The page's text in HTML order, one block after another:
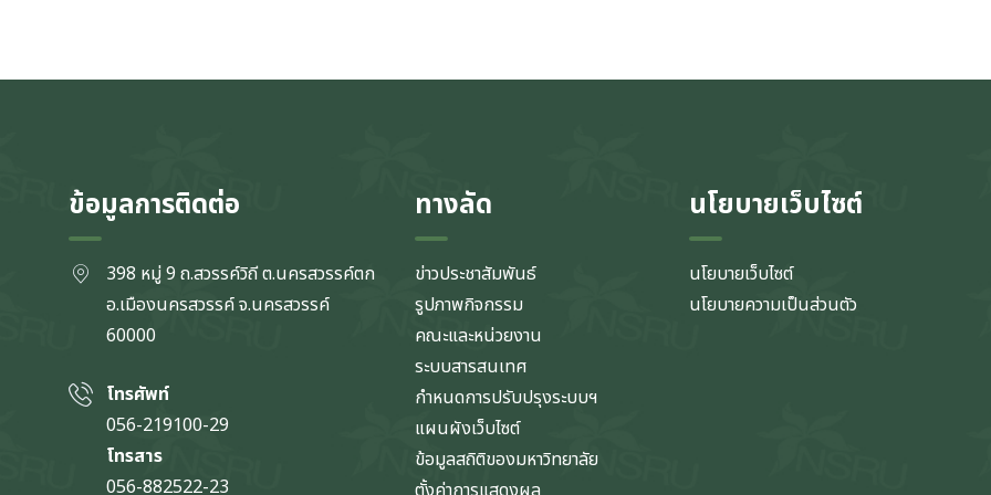
ข้อมูลการติดต่อ
398 หมู่ 9 ถ.สวรรค์วิถี ต.นครสวรรค์ตก
อ.เมืองนครสวรรค์ จ.นครสวรรค์
60000
โทรศัพท์
056-219100-29
โทรสาร
056-882522-23
ทางลัด
ข่าวประชาสัมพันธ์
รูปภาพกิจกรรม
คณะและหน่วยงาน
ระบบสารสนเทศ
กำหนดการปรับปรุงระบบฯ
แผนผังเว็บไซต์
ข้อมูลสถิติของมหาวิทยาลัย
นโยบายเว็บไซต์
นโยบายเว็บไซต์
นโยบายความเป็นส่วนตัว